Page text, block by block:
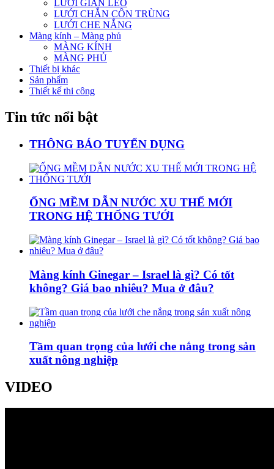
LƯỚI GIÀN LEO
LƯỚI CHẮN CÔN TRÙNG
LƯỚI CHE NẮNG
Màng kính – Màng phủ
MÀNG KÍNH
MÀNG PHỦ
Thiết bị khác
Sản phẩm
Thiết kế thi công
Tin tức nổi bật
THÔNG BÁO TUYỂN DỤNG
ỐNG MỀM DẪN NƯỚC XU THẾ MỚI
TRONG HỆ THỐNG TƯỚI
Màng kính Ginegar – Israel là gì? Có tốt
không? Giá bao nhiêu? Mua ở đâu?
Tầm quan trọng của lưới che nắng trong sản
xuất nông nghiệp
VIDEO